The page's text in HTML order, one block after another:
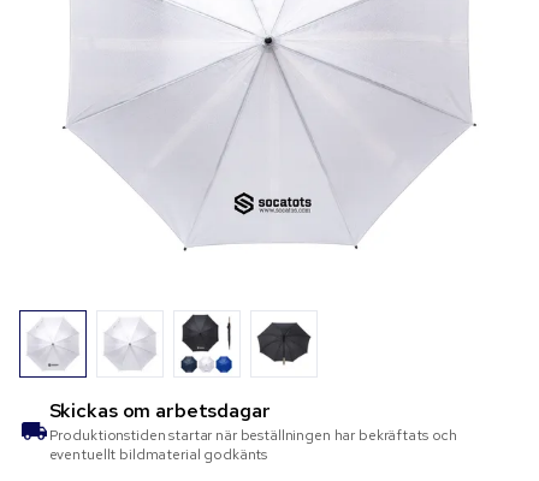
Skickas om arbetsdagar
Produktionstiden startar när beställningen har bekräftats och
eventuellt bildmaterial godkänts